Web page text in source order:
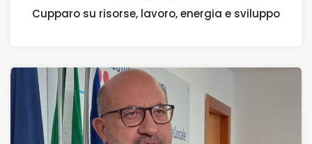
Cupparo su risorse, lavoro, energia e sviluppo